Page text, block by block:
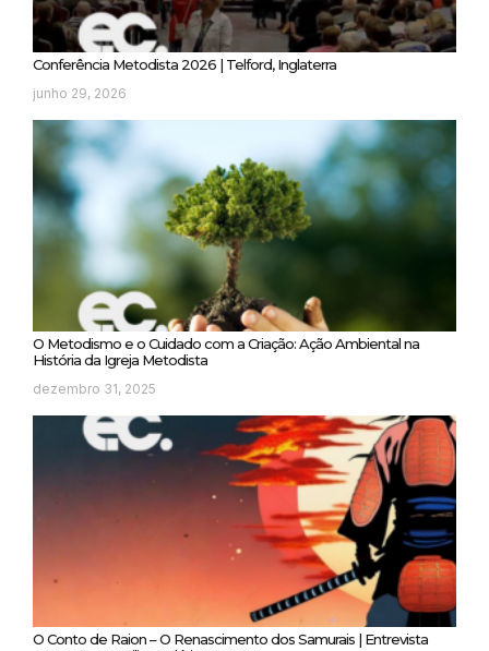
Conferência Metodista 2026 | Telford, Inglaterra
junho 29, 2026
O Metodismo e o Cuidado com a Criação: Ação Ambiental na
História da Igreja Metodista
dezembro 31, 2025
O Conto de Raion – O Renascimento dos Samurais | Entrevista